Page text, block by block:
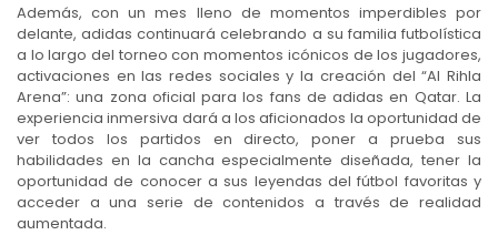
Además, con un mes lleno de momentos imperdibles por
delante, adidas continuará celebrando a su familia futbolística
a lo largo del torneo con momentos icónicos de los jugadores,
activaciones en las redes sociales y la creación del “Al Rihla
Arena”: una zona oficial para los fans de adidas en Qatar. La
experiencia inmersiva dará a los aficionados la oportunidad de
ver todos los partidos en directo, poner a prueba sus
habilidades en la cancha especialmente diseñada, tener la
oportunidad de conocer a sus leyendas del fútbol favoritas y
acceder a una serie de contenidos a través de realidad
aumentada.